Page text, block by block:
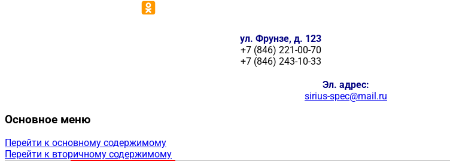
ул. Фрунзе, д. 123
+7 (846) 221-00-70
+7 (846) 243-10-33
Эл. адрес:
sirius-spec@mail.ru
Основное меню
Перейти к основному содержимому
Перейти к вторичному содержимому